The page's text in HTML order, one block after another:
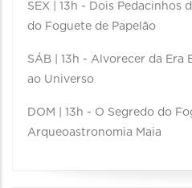
SEX | 13h - Dois Pedacinhos
do Foguete de Papelão
SÁB | 13h - Alvorecer da Era
ao Universo
DOM | 13h - O Segredo do
Arqueoastronomia Maia